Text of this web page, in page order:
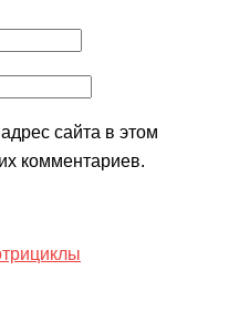
сайта в этом
комментариев.